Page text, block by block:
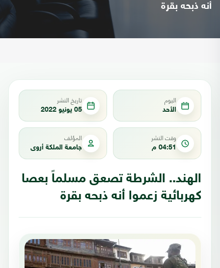
أنه ذبحه بقرة
اليوم
الأحد
تاريخ النشر
05 يونيو 2022
وقت النشر
04:51 م
المؤلف
جامعة الملكة أروى
الهند.. الشرطة تصعق مسلماً بعصا
كهربائية زعموا أنه ذبحه بقرة